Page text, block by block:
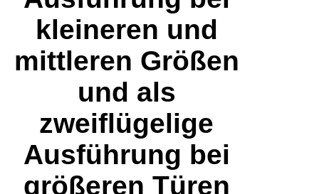
kleineren und
mittleren Größen
und als
zweiflügelige
Ausführung bei
größeren Türen